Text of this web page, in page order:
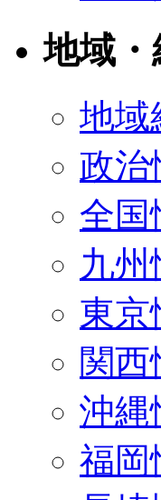
地域・
地域
政治
全国
九州
東京
関西
沖縄
福岡